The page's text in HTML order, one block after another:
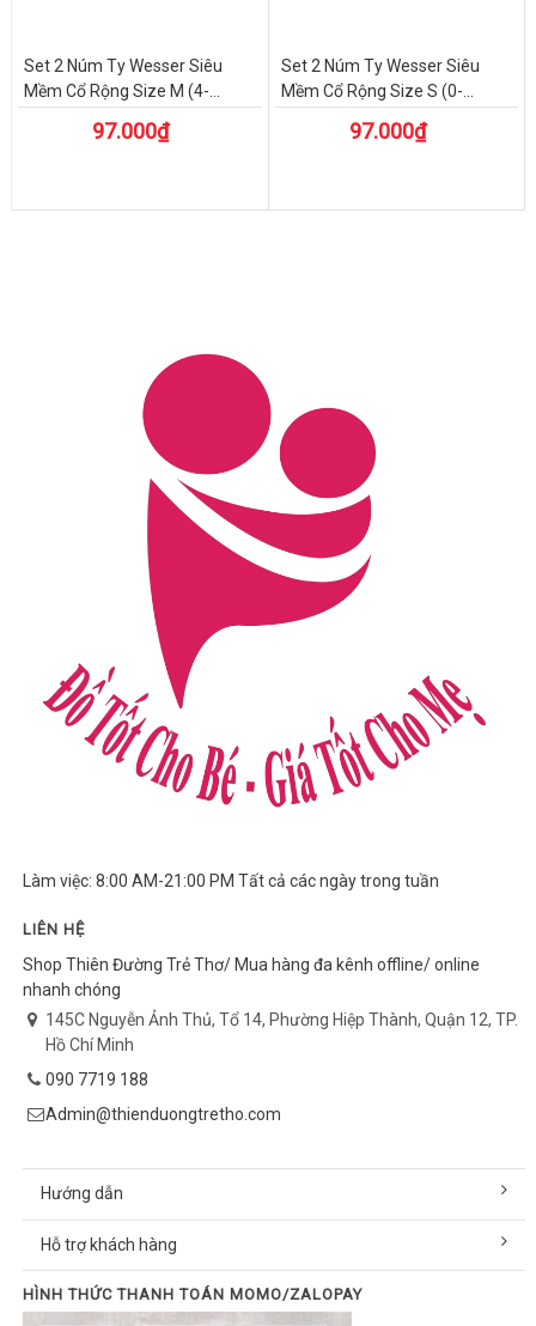
Set 2 Núm Ty Wesser Siêu
Mềm Cổ Rộng Size M (4-...
97.000₫
Set 2 Núm Ty Wesser Siêu
Mềm Cổ Rộng Size S (0-...
97.000₫
Làm việc: 8:00 AM-21:00 PM Tất cả các ngày trong tuần
LIÊN HỆ
Shop Thiên Đường Trẻ Thơ/ Mua hàng đa kênh offline/ online
nhanh chóng
145C Nguyễn Ảnh Thủ, Tổ 14, Phường Hiệp Thành, Quận 12, TP.
Hồ Chí Minh
090 7719 188
Admin@thienduongtretho.com
Hướng dẫn
Hỗ trợ khách hàng
HÌNH THỨC THANH TOÁN MOMO/ZALOPAY